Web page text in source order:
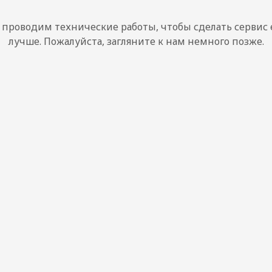
технические работы, чтобы сделать сервис
лучше. Пожалуйста, загляните к нам немного позже.